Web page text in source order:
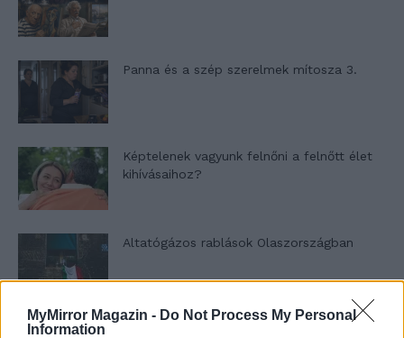
MyMirror Magazin - Do Not Process My Personal
Information
Panna és a szép szerelmek mítosza 3.
Képtelenek vagyunk felnőni a felnőtt élet
kihívásaihoz?
Altatógázos rablások Olaszországban